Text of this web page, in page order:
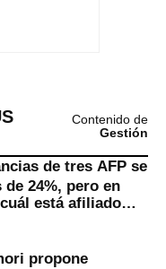
Contenido de
Gestión
de tres AFP se
24%, pero en
está afiliado
propone